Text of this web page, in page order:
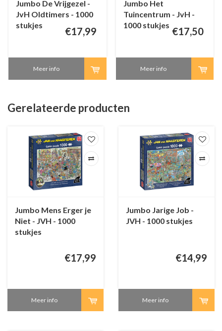
Jumbo De Vrijgezel -
JvH Oldtimers - 1000
stukjes
€17,99
Meer info
Jumbo Het
Tuincentrum - JvH -
1000 stukjes
€17,50
Meer info
Gerelateerde producten
Jumbo Mens Erger je
Niet - JVH - 1000
stukjes
€17,99
Meer info
Jumbo Jarige Job -
JVH - 1000 stukjes
€14,99
Meer info